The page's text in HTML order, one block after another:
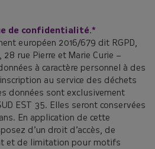
de confidentialité.*
européen 2016/679 dit RGPD,
28 rue Pierre et Marie Curie –
à caractère personnel à des
au service des déchets
données sont exclusivement
EST 35. Elles seront conservées
En application de cette
d’un droit d’accès, de
et de limitation pour motifs